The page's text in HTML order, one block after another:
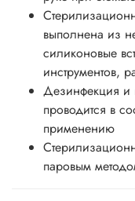
выполнена из
силиконовые
инструментов,
Дезинфекция и
проводится в
применению
паровым